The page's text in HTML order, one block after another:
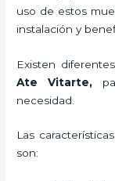
uso de estos
instalación y
Existen
Ate Vitarte,
necesidad.
Las
son: